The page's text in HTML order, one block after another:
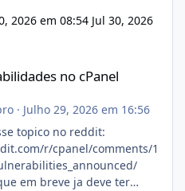
2026 em 08:54 Jul 30, 2026
no cPanel
· Julho 29, 2026 em 16:56
topico no reddit:
r/cpanel/comments/1
em breve ja deve ter